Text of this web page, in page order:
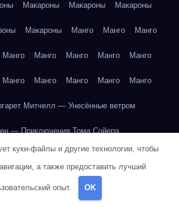
Макароны Макароны Макароны
Макароны Манго Манго Манго
Манго Манго Манго Манго Манго
Манго Манго Манго Манго Манго
Митчелл — Унесённые ветром
— Приключения Тома Сойера
— Приключения Тома Сойера
куки-файлы и другие технологии, чтобы
а также предоставить лучший
опыт. OK